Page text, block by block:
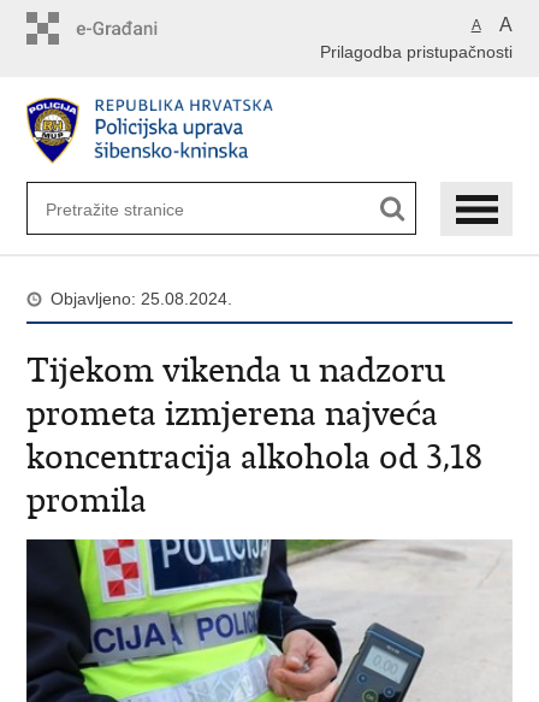
A A
Prilagodba pristupačnosti
Objavljeno: 25.08.2024.
Tijekom vikenda u nadzoru
prometa izmjerena najveća
koncentracija alkohola od 3,18
promila